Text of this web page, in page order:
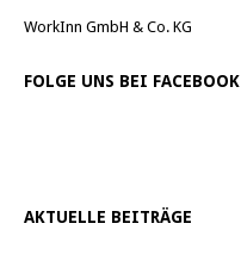
WorkInn GmbH & Co. KG
FOLGE UNS BEI FACEBOOK
AKTUELLE BEITRÄGE